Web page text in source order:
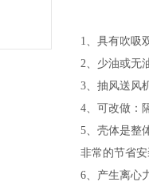
1、具有吹吸
2、少油或
3、抽风送风
4、可改做：
5、壳体是整
非常的节省
6、产生离心